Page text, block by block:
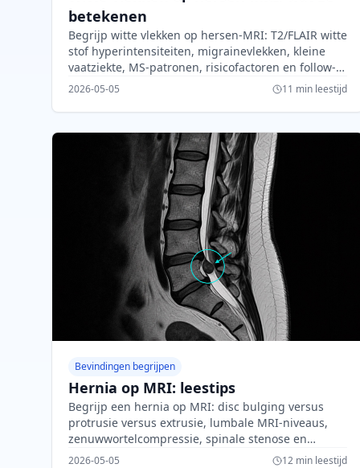
betekenen
Begrijp witte vlekken op hersen-MRI: T2/FLAIR witte
stof hyperintensiteiten, migrainevlekken, kleine
vaatziekte, MS-patronen, risicofactoren en follow-
up.
2026-05-05 11 min leestijd
Bevindingen begrijpen
Hernia op MRI: leestips
Begrijp een hernia op MRI: disc bulging versus
protrusie versus extrusie, lumbale MRI-niveaus,
zenuwwortelcompressie, spinale stenose en
waarschuwingssignalen.
2026-05-05 12 min leestijd